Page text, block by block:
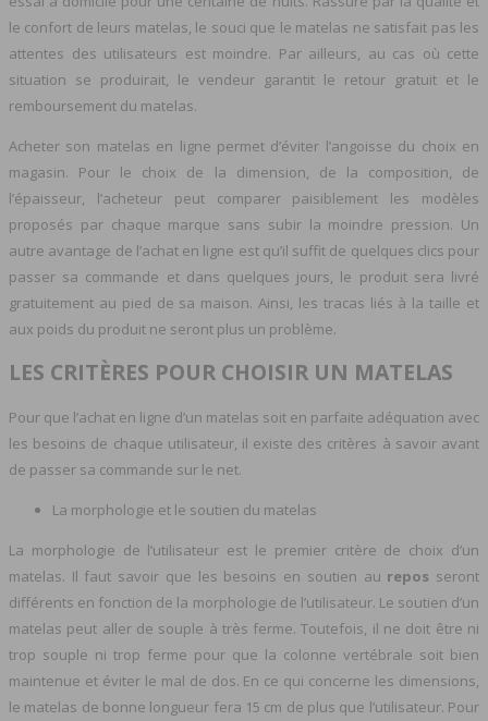
le confort de leurs matelas, le souci que le matelas ne satisfait pas les
attentes des utilisateurs est moindre. Par ailleurs, au cas où cette
situation se produirait, le vendeur garantit le retour gratuit et le
remboursement du matelas.
Acheter son matelas en ligne permet d’éviter l’angoisse du choix en
magasin. Pour le choix de la dimension, de la composition, de
l’épaisseur, l’acheteur peut comparer paisiblement les modèles
proposés par chaque marque sans subir la moindre pression. Un
autre avantage de l’achat en ligne est qu’il suffit de quelques clics pour
passer sa commande et dans quelques jours, le produit sera livré
gratuitement au pied de sa maison. Ainsi, les tracas liés à la taille et
aux poids du produit ne seront plus un problème.
LES CRITÈRES POUR CHOISIR UN MATELAS
Pour que l’achat en ligne d’un matelas soit en parfaite adéquation avec
les besoins de chaque utilisateur, il existe des critères à savoir avant
de passer sa commande sur le net.
La morphologie et le soutien du matelas
La morphologie de l’utilisateur est le premier critère de choix d’un
matelas. Il faut savoir que les besoins en soutien au repos seront
différents en fonction de la morphologie de l’utilisateur. Le soutien d’un
matelas peut aller de souple à très ferme. Toutefois, il ne doit être ni
trop souple ni trop ferme pour que la colonne vertébrale soit bien
maintenue et éviter le mal de dos. En ce qui concerne les dimensions,
le matelas de bonne longueur fera 15 cm de plus que l’utilisateur. Pour